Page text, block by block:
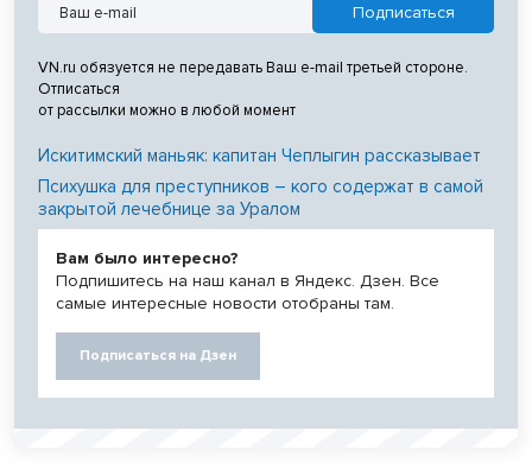
VN.ru обязуется не передавать Ваш e-mail третьей стороне.
Отписаться
от рассылки можно в любой момент
Искитимский маньяк: капитан Чеплыгин рассказывает
Психушка для преступников – кого содержат в самой
закрытой лечебнице за Уралом
Вам было интересно?
Подпишитесь на наш канал в Яндекс. Дзен. Все
самые интересные новости отобраны там.
Подписаться на Дзен